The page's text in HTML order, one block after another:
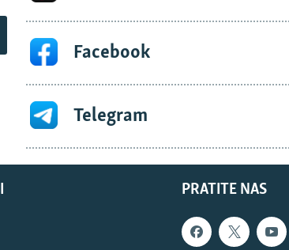
Facebook
Telegram
PRATITE NAS